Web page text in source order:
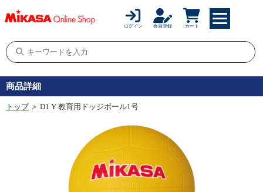
ログイン 会員登録 カート
商品詳細
トップ＞ D1 Y 教育用ドッジボール1号